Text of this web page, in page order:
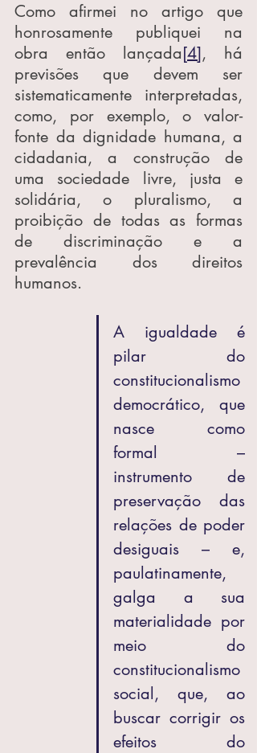
Como afirmei no artigo que
honrosamente publiquei na
obra então lançada[4], há
previsões que devem ser
sistematicamente interpretadas,
como, por exemplo, o valor-
fonte da dignidade humana, a
cidadania, a construção de
uma sociedade livre, justa e
solidária, o pluralismo, a
proibição de todas as formas
de discriminação e a
prevalência dos direitos
humanos.
A igualdade é
pilar do
constitucionalismo
democrático, que
nasce como
formal –
instrumento de
preservação das
relações de poder
desiguais – e,
paulatinamente,
galga a sua
materialidade por
meio do
constitucionalismo
social, que, ao
buscar corrigir os
efeitos do